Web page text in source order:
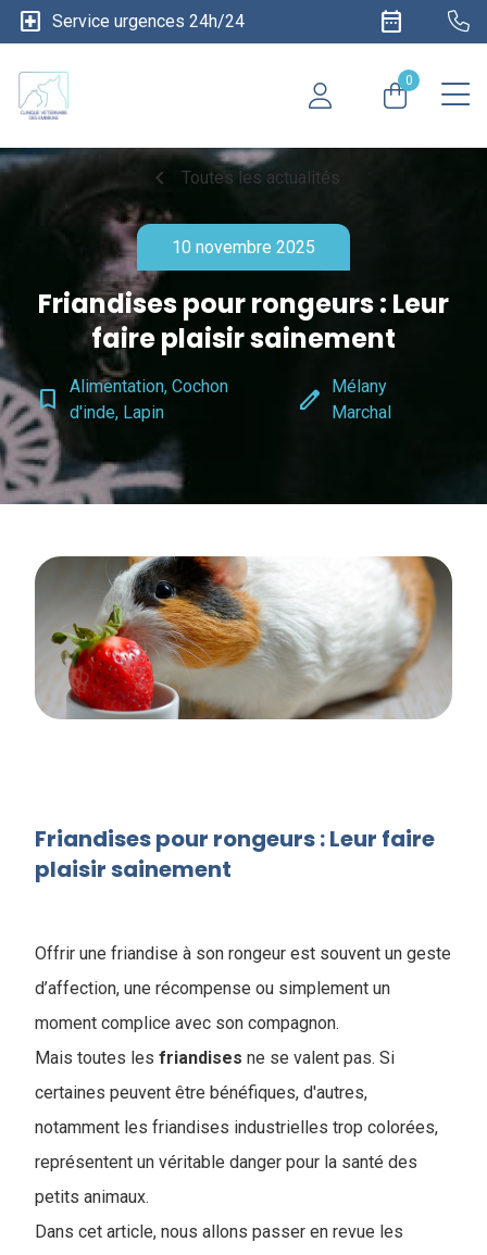
local_hospital Service urgences 24h/24 date_range
0
chevron_left Toutes les actualités
10 novembre 2025
Friandises pour rongeurs : Leur
faire plaisir sainement
bookmark_border Alimentation, Cochon
d'inde, Lapin
edit
Mélany
Marchal
Friandises pour rongeurs : Leur faire
plaisir sainement
Offrir une friandise à son rongeur est souvent un geste
d’affection, une récompense ou simplement un
moment complice avec son compagnon.
Mais toutes les friandises ne se valent pas. Si
certaines peuvent être bénéfiques, d'autres,
notamment les friandises industrielles trop colorées,
représentent un véritable danger pour la santé des
petits animaux.
Dans cet article, nous allons passer en revue les